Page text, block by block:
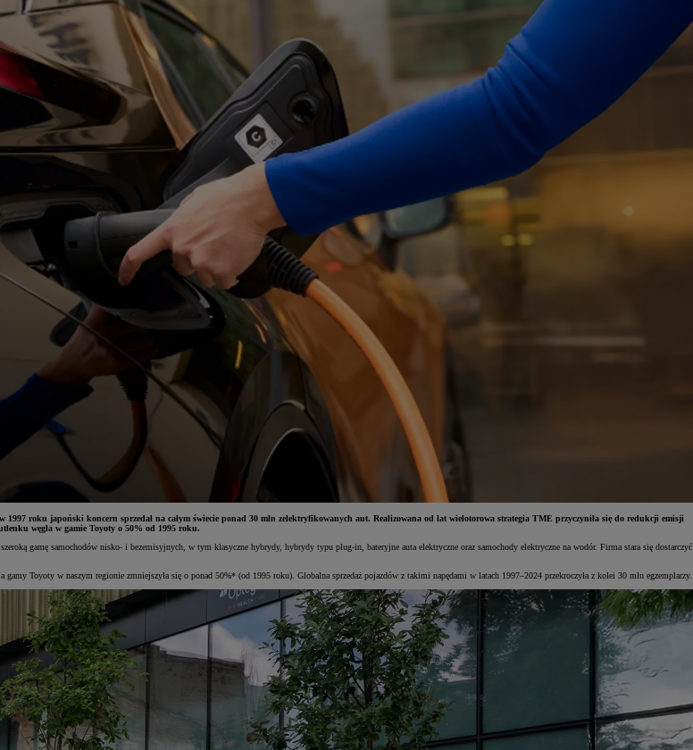
roku japoński koncern sprzedał na całym świecie ponad 30 mln zelektryfikowanych aut. Realizowana od lat wielotorowa strategia TME przyczyniła się do redukcji emisji
węgla w gamie Toyoty o 50% od 1995 roku.
gamę samochodów nisko- i bezemisyjnych, w tym klasyczne hybrydy, hybrydy typu plug-in, bateryjne auta elektryczne oraz samochody elektryczne na wodór. Firma stara się dostarczyć
Toyoty w naszym regionie zmniejszyła się o ponad 50%* (od 1995 roku). Globalna sprzedaż pojazdów z takimi napędami w latach 1997–2024 przekroczyła z kolei 30 mln egzemplarzy.